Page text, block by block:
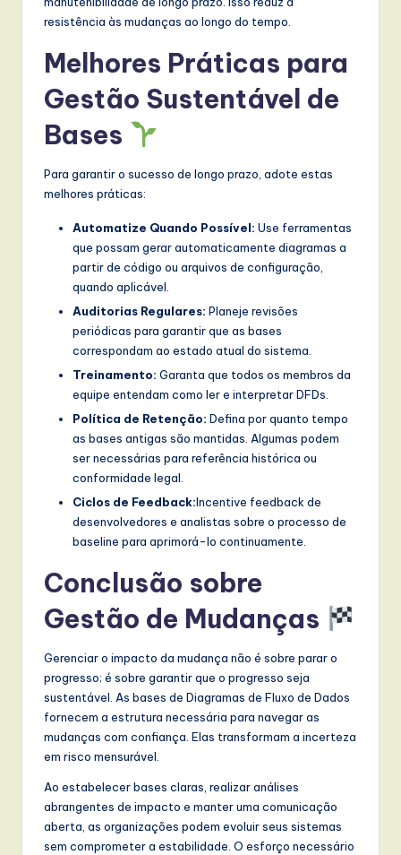
resistência às mudanças ao longo do tempo.
Melhores Práticas para
Gestão Sustentável de
Bases
Para garantir o sucesso de longo prazo, adote estas
melhores práticas:
Automatize Quando Possível: Use ferramentas
que possam gerar automaticamente diagramas a
partir de código ou arquivos de configuração,
quando aplicável.
Auditorias Regulares: Planeje revisões
periódicas para garantir que as bases
correspondam ao estado atual do sistema.
Treinamento: Garanta que todos os membros da
equipe entendam como ler e interpretar DFDs.
Política de Retenção: Defina por quanto tempo
as bases antigas são mantidas. Algumas podem
ser necessárias para referência histórica ou
conformidade legal.
Ciclos de Feedback:Incentive feedback de
desenvolvedores e analistas sobre o processo de
baseline para aprimorá-lo continuamente.
Conclusão sobre
Gestão de Mudanças
Gerenciar o impacto da mudança não é sobre parar o
progresso; é sobre garantir que o progresso seja
sustentável. As bases de Diagramas de Fluxo de Dados
fornecem a estrutura necessária para navegar as
mudanças com confiança. Elas transformam a incerteza
em risco mensurável.
Ao estabelecer bases claras, realizar análises
abrangentes de impacto e manter uma comunicação
aberta, as organizações podem evoluir seus sistemas
sem comprometer a estabilidade. O esforço necessário